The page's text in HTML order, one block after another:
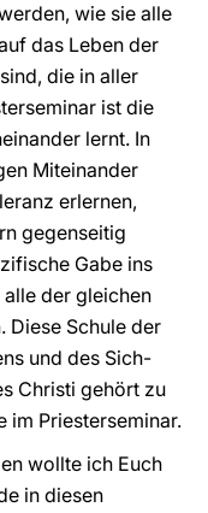
wie sie alle
das Leben der
die in aller
ist die
lernt. In
Miteinander
erlernen,
gegenseitig
Gabe ins
der gleichen
Diese Schule der
und des Sich-
Christi gehört zu
im Priesterseminar.
wollte ich Euch
in diesen